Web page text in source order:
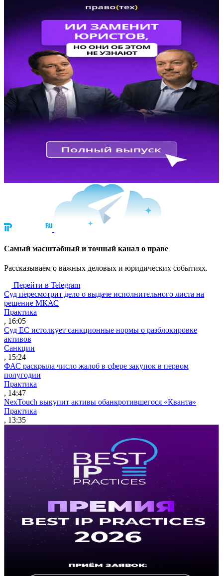
Cамый масштабный и точный канал о праве
Рассказываем о важных деловых и юридических событиях.
Перейти в Telegram
Суд пересмотрит дело о выдаче исполнительного листа на
решение МКАС
Практика
, 16:05
Суд ЕС истолкует санкционные нормы о разблокировке
активов
Санкции
, 15:24
ФАС раскрыла число жалоб в сфере закупок в первом
полугодии
Практика
, 14:47
NexTouch выкупит активы обанкротившегося «Кванта»
Практика
, 13:35